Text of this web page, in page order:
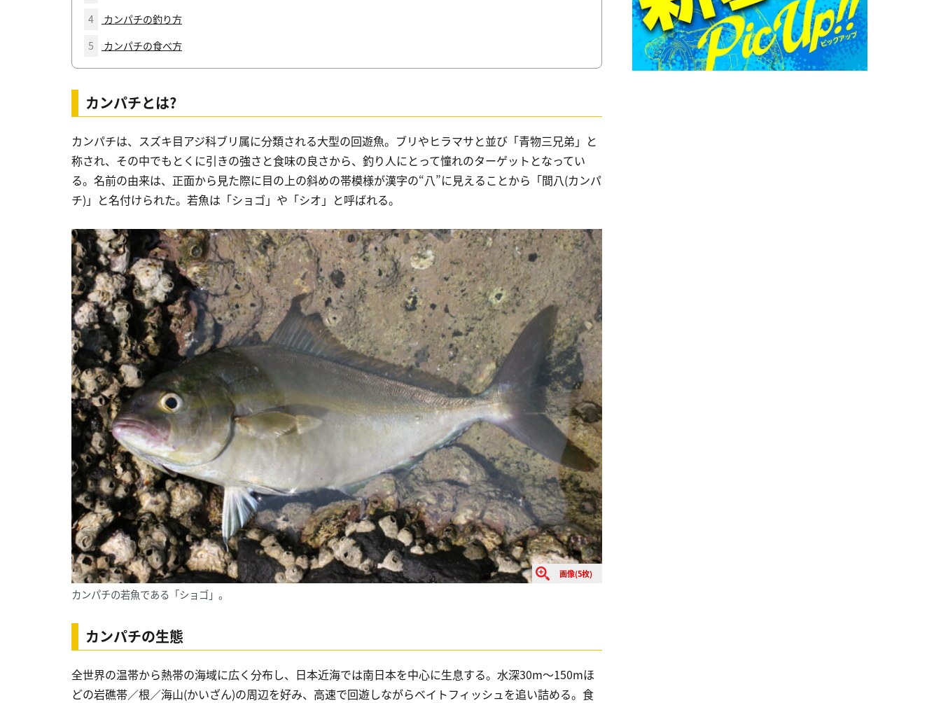
4
カンパチの釣り方
5
カンパチの食べ方
カンパチとは?
カンパチは、スズキ目アジ科ブリ属に分類される大型の回遊魚。ブリやヒラマサと並び「青物三兄弟」と
称され、その中でもとくに引きの強さと食味の良さから、釣り人にとって憧れのターゲットとなってい
る。名前の由来は、正面から見た際に目の上の斜めの帯模様が漢字の“八”に見えることから「間八(カンパ
チ)」と名付けられた。若魚は「ショゴ」や「シオ」と呼ばれる。
画像(5枚)
カンパチの若魚である「ショゴ」。
カンパチの生態
全世界の温帯から熱帯の海域に広く分布し、日本近海では南日本を中心に生息する。水深30m～150mほ
どの岩礁帯／根／海山(かいざん)の周辺を好み、高速で回遊しながらベイトフィッシュを追い詰める。食